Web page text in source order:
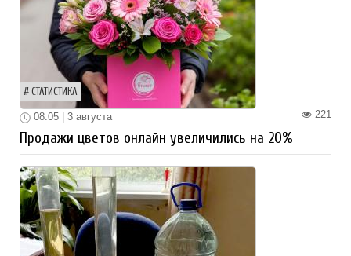
СТАТИСТИКА
221
08:05 | 3 августа
Продажи цветов онлайн увеличились на 20%